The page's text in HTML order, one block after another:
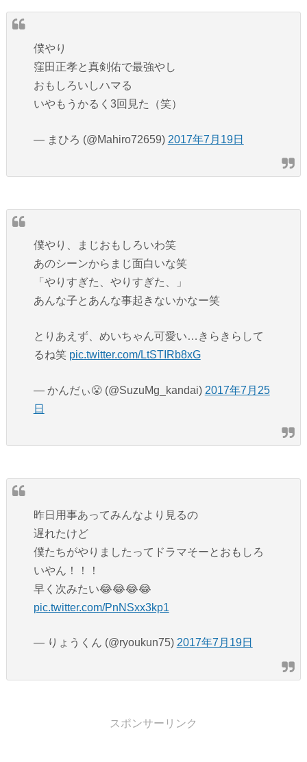
僕やり
窪田正孝と真剣佑で最強やし
おもしろいしハマる
いやもうかるく3回見た（笑）
— まひろ (@Mahiro72659) 2017年7月19日
僕やり、まじおもしろいわ笑
あのシーンからまじ面白いな笑
「やりすぎた、やりすぎた、」
あんな子とあんな事起きないかなー笑
とりあえず、めいちゃん可愛い…きらきらして
るね笑 pic.twitter.com/LtSTIRb8xG
— かんだぃ😤 (@SuzuMg_kandai) 2017年7月25
日
昨日用事あってみんなより見るの
遅れたけど
僕たちがやりましたってドラマそーとおもしろ
いやん！！！
早く次みたい😂😂😂😂
pic.twitter.com/PnNSxx3kp1
— りょうくん (@ryoukun75) 2017年7月19日
スポンサーリンク